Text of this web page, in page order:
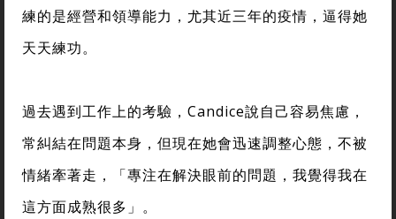
練的是經營和領導能力，尤其近三年的疫情，逼得她
天天練功。
過去遇到工作上的考驗，Candice說自己容易焦慮，
常糾結在問題本身，但現在她會迅速調整心態，不被
情緒牽著走，「專注在解決眼前的問題，我覺得我在
這方面成熟很多」。